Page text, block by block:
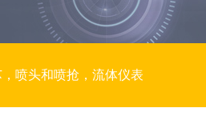
喷头和喷抢，流体仪表